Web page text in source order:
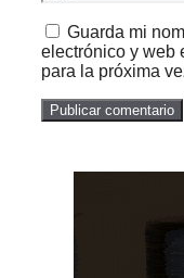
Guarda mi
electrónico y web
para la próxima